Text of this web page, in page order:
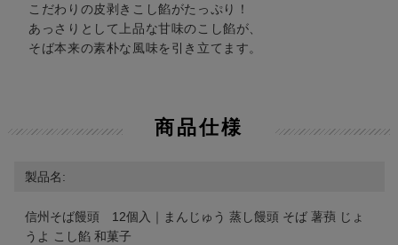
こだわりの皮剥きこし餡がたっぷり！
あっさりとして上品な甘味のこし餡が、
そば本来の素朴な風味を引き立てます。
商品仕様
製品名:
信州そば饅頭 12個入｜まんじゅう 蒸し饅頭 そば 薯蕷 じょ
うよ こし餡 和菓子